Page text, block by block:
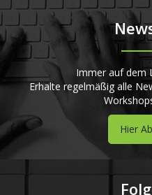
Immer auf dem
Erhalte regelmäßig alle
Hier